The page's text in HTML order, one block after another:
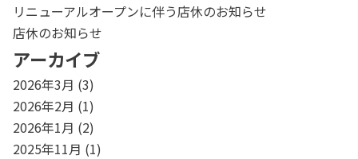
リニューアルオープンに伴う店休のお知らせ
店休のお知らせ
アーカイブ
2026年3月 (3)
2026年2月 (1)
2026年1月 (2)
2025年11月 (1)